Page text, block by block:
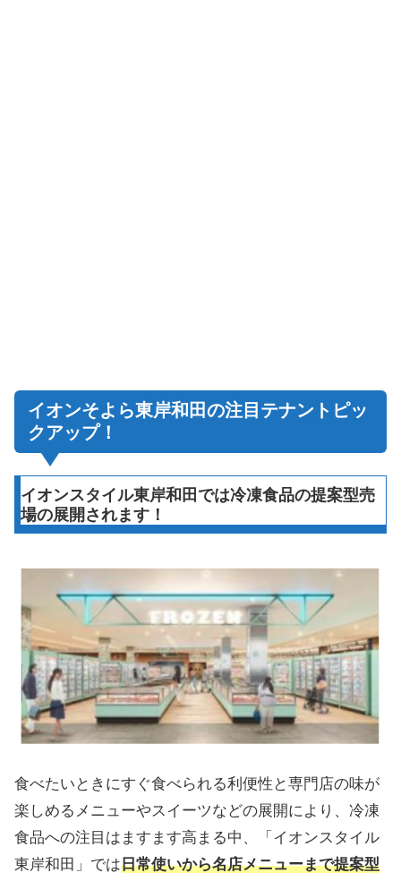
イオンそよら東岸和田の注目テナントピッ
クアップ！
イオンスタイル東岸和田では冷凍食品の提案型売
場の展開されます！
食べたいときにすぐ食べられる利便性と専門店の味が
楽しめるメニューやスイーツなどの展開により、冷凍
食品への注目はますます高まる中、「イオンスタイル
東岸和田」では日常使いから名店メニューまで提案型